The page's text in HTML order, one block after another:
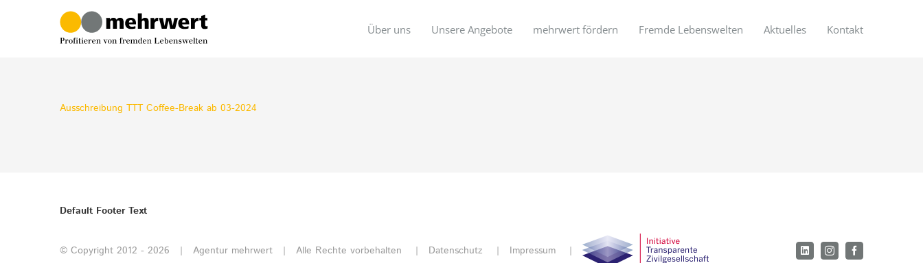
Über uns Unsere Angebote mehrwert fördern Fremde Lebenswelten Aktuelles Kontakt
Ausschreibung TTT Coffee-Break ab 03-2024
Default Footer Text
© Copyright 2012 - 2026 | Agentur mehrwert | Alle Rechte vorbehalten | Datenschutz | Impressum | LinkedInInstagramFacebook